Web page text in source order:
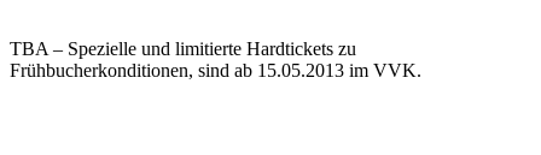
TBA – Spezielle und limitierte Hardtickets zu
Frühbucherkonditionen, sind ab 15.05.2013 im VVK.